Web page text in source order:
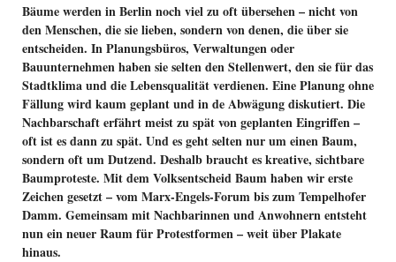
Bäume werden in Berlin noch viel zu oft übersehen – nicht von
den Menschen, die sie lieben, sondern von denen, die über sie
entscheiden. In Planungsbüros, Verwaltungen oder
Bauunternehmen haben sie selten den Stellenwert, den sie für das
Stadtklima und die Lebensqualität verdienen. Eine Planung ohne
Fällung wird kaum geplant und in de Abwägung diskutiert. Die
Nachbarschaft erfährt meist zu spät von geplanten Eingriffen –
oft ist es dann zu spät. Und es geht selten nur um einen Baum,
sondern oft um Dutzend. Deshalb braucht es kreative, sichtbare
Baumproteste. Mit dem Volksentscheid Baum haben wir erste
Zeichen gesetzt – vom Marx-Engels-Forum bis zum Tempelhofer
Damm. Gemeinsam mit Nachbarinnen und Anwohnern entsteht
nun ein neuer Raum für Protestformen – weit über Plakate
hinaus.